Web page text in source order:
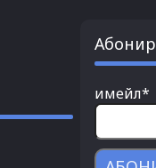
имейл*